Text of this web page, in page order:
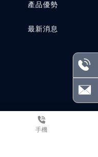
手機
產品優勢
最新消息
苗栗電梯公司